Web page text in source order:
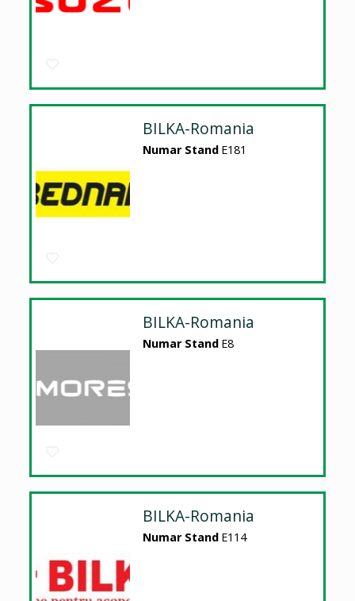
BILKA-Romania
Numar Stand E181
BILKA-Romania
Numar Stand E8
BILKA-Romania
Numar Stand E114